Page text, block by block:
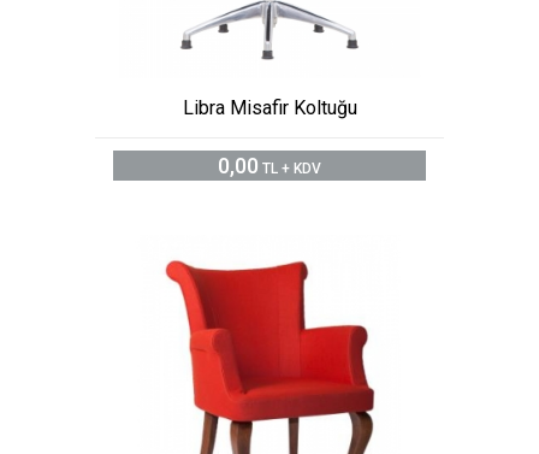
Libra Misafir Koltuğu
0,00 TL + KDV